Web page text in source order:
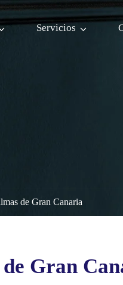
Servicios
de Gran Canaria
Gran